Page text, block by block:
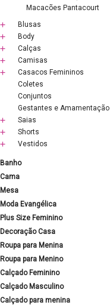
Macacões Pantacourt
Blusas
Body
Calças
Camisas
Casacos Femininos
Coletes
Conjuntos
Gestantes e Amamentação
Saias
Shorts
Vestidos
Banho
Cama
Mesa
Moda Evangélica
Plus Size Feminino
Decoração Casa
Roupa para Menina
Roupa para Menino
Calçado Feminino
Calçado Masculino
Calçado para menina